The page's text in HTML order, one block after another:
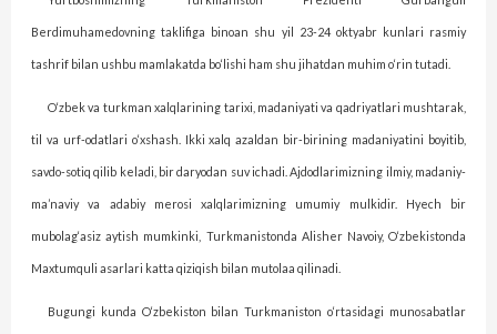
Berdimuhamedovning taklifiga binoan shu yil 23-24 oktyabr kunlari rasmiy
tashrif bilan ushbu mamlakatda bo‘lishi ham shu jihatdan muhim o‘rin tutadi.
O‘zbek va turkman xalqlarining tarixi, madaniyati va qadriyatlari mushtarak,
til va urf-odatlari o‘xshash. Ikki xalq azaldan bir-birining madaniyatini boyitib,
savdo-sotiq qilib keladi, bir daryo­dan suv ichadi. Ajdodlarimizning ilmiy, madaniy-
ma’naviy va adabiy merosi xalqlarimizning umumiy mulkidir. Hyech bir
mubolag‘asiz aytish mumkinki, Turkmanistonda Alisher Navoiy, O‘zbekistonda
Maxtumquli asarlari katta qiziqish bilan mutolaa qilinadi.
Bugungi kunda O‘zbekiston bilan Turkmaniston o‘rtasidagi munosabatlar